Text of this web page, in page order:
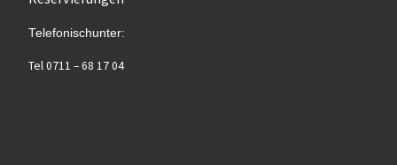
Telefonischunter:
Tel 0711 – 68 17 04